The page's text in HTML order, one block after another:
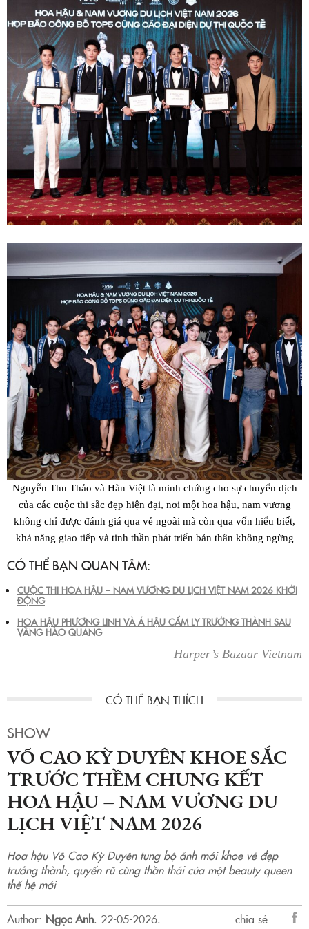
Nguyễn Thu Thảo và Hàn Việt là minh chứng cho sự chuyển dịch
của các cuộc thi sắc đẹp hiện đại, nơi một hoa hậu, nam vương
không chỉ được đánh giá qua vẻ ngoài mà còn qua vốn hiểu biết,
khả năng giao tiếp và tinh thần phát triển bản thân không ngừng
CÓ THỂ BẠN QUAN TÂM:
CUỘC THI HOA HẬU – NAM VƯƠNG DU LỊCH VIỆT NAM 2026 KHỞI
ĐỘNG
HOA HẬU PHƯƠNG LINH VÀ Á HẬU CẨM LY TRƯỞNG THÀNH SAU
VẦNG HÀO QUANG
Harper’s Bazaar Vietnam
SHOW
VÕ CAO KỲ DUYÊN KHOE SẮC
TRƯỚC THỀM CHUNG KẾT
HOA HẬU – NAM VƯƠNG DU
LỊCH VIỆT NAM 2026
Hoa hậu Võ Cao Kỳ Duyên tung bộ ảnh mới khoe vẻ đẹp
trưởng thành, quyến rũ cùng thần thái của một beauty queen
thế hệ mới
Author: Ngọc Anh. 22-05-2026.
chia sẻ